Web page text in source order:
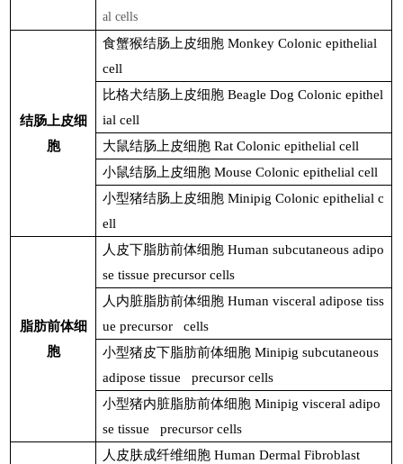
al cells
结肠上皮细
胞
食蟹猴结肠上皮细胞 Monkey Colonic epithelial
cell
比格犬结肠上皮细胞 Beagle Dog Colonic epithel
ial cell
大鼠结肠上皮细胞 Rat Colonic epithelial cell
小鼠结肠上皮细胞 Mouse Colonic epithelial cell
小型猪结肠上皮细胞 Minipig Colonic epithelial c
ell
脂肪前体细
胞
人皮下脂肪前体细胞 Human subcutaneous adipo
se tissue precursor cells
人内脏脂肪前体细胞 Human visceral adipose tiss
ue precursor cells
小型猪皮下脂肪前体细胞 Minipig subcutaneous
adipose tissue precursor cells
小型猪内脏脂肪前体细胞 Minipig visceral adipo
se tissue precursor cells
人皮肤成纤维细胞 Human Dermal Fibroblast